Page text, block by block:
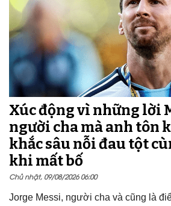
Xúc động vì những lời
người cha mà anh tôn
khắc sâu nỗi đau tột
khi mất bố
Chủ nhật, 09/08/2026 06:00
Jorge Messi, người cha và cũng là